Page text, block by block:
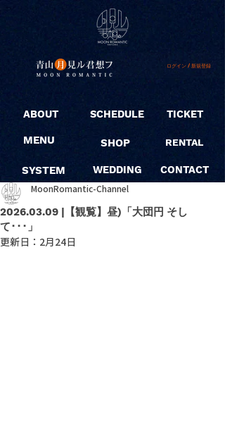
ログイン / 新規登録
ABOUT
MENU
SYSTEM
SCHEDULE
SHOP
WEDDING
TICKET
RENTAL
CONTACT
2026.03.09 |【観覧】昼)「大団円 そし
て･･･」
MoonRomantic-Channel
更新日： 2月24日